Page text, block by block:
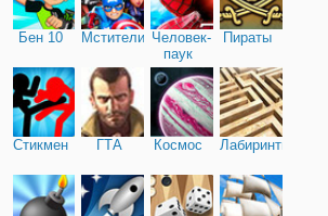
Бен 10 Мстители Человек-
паук
Пираты
Стикмен ГТА Космос Лабиринты